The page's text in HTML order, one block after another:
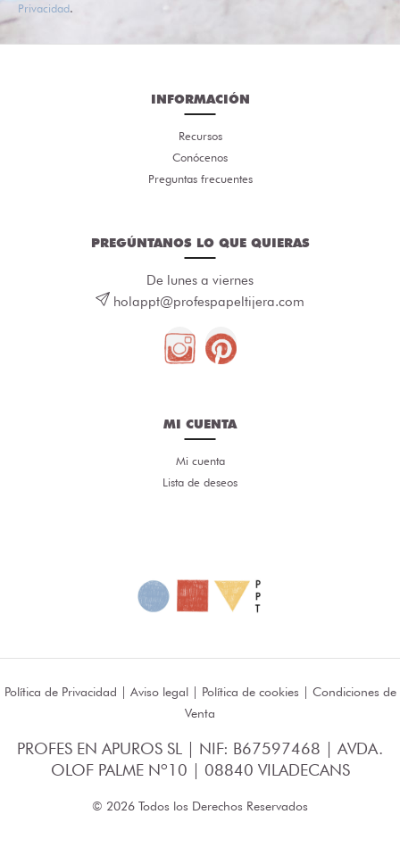
Privacidad.
INFORMACIÓN
Recursos
Conócenos
Preguntas frecuentes
PREGÚNTANOS LO QUE QUIERAS
De lunes a viernes
holappt@profespapeltijera.com
MI CUENTA
Mi cuenta
Lista de deseos
Política de Privacidad | Aviso legal| Política de cookies | Condiciones de
Venta
PROFES EN APUROS SL | NIF: B67597468 | AVDA.
OLOF PALME Nº10 | 08840 VILADECANS
© 2026 Todos los Derechos Reservados